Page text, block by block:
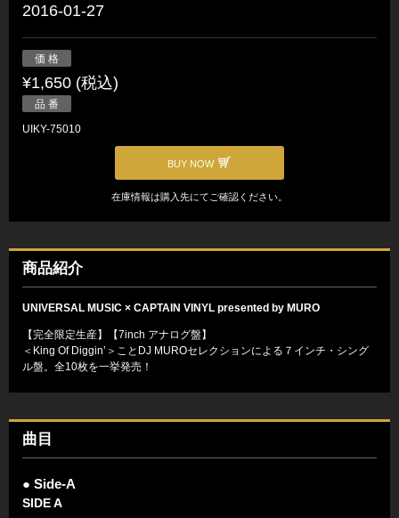
2016-01-27
価 格
¥1,650 (税込)
品 番
UIKY-75010
BUY NOW
在庫情報は購入先にてご確認ください。
商品紹介
UNIVERSAL MUSIC × CAPTAIN VINYL presented by MURO
【完全限定生産】【7inch アナログ盤】
＜King Of Diggin’＞ことDJ MUROセレクションによる７インチ・シング
ル盤。全10枚を一挙発売！
曲目
● Side-A
SIDE A